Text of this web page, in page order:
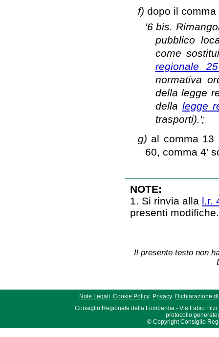
f) dopo il
'6 bis.
pubblico
come
regionale
normativa
della legge
della legge
trasporti).';
g) al comma 13
60, comma 4'
NOTE:
1. Si rinvia alla l.r.
presenti
Il presente testo non
Note Legali Cookie Policy Privacy
Dichiarazione
Consiglio Regionale della Lombardia - Via Fabio Filzi
© Copyright Consiglio